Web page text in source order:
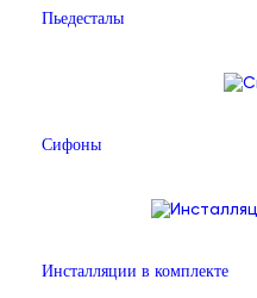
Пьедесталы
Сифоны
Инсталляции в комплекте